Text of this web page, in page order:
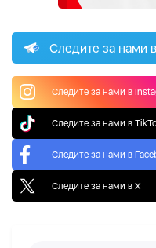
Следите за нами
Следите за нами в
Следите за нами в
Следите за нами в
Следите за нами в X